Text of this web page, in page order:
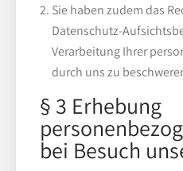
Sie haben zudem das
Datenschutz-
Verarbeitung Ihrer
durch uns zu
§ 3 Erhebung
bei Besuch